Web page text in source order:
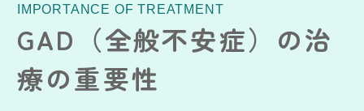
IMPORTANCE OF TREATMENT
GAD（全般不安症）の治
療の重要性